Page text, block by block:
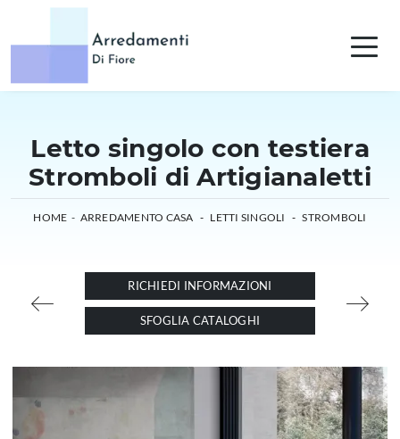
Letto singolo con testiera
Stromboli di Artigianaletti
HOME - ARREDAMENTO CASA - LETTI SINGOLI - STROMBOLI
RICHIEDI INFORMAZIONI
SFOGLIA CATALOGHI